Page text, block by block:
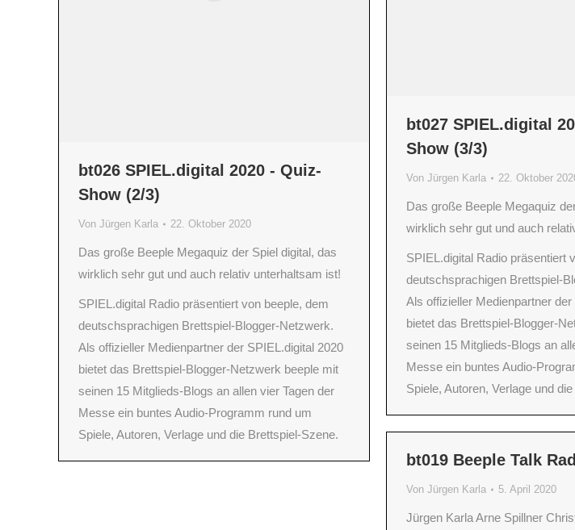
bt027 SPIEL.digital
Show (3/3)
Von Jürgen Karla 22. Oktober
Das große Beeple Megaquiz
wirklich sehr gut und auch
SPIEL.digital Radio präsentiert
deutschsprachigen Brettspiel-
Als offizieller Medienpartner
bietet das Brettspiel-Blogger-
seinen 15 Mitglieds-Blogs an
Messe ein buntes Audio-
Spiele, Autoren, Verlage und
bt026 SPIEL.digital 2020 - Quiz-
Show (2/3)
Von Jürgen Karla 22. Oktober 2020
Das große Beeple Megaquiz der Spiel digital, das
wirklich sehr gut und auch relativ unterhaltsam ist!
SPIEL.digital Radio präsentiert von beeple, dem
deutschsprachigen Brettspiel-Blogger-Netzwerk.
Als offizieller Medienpartner der SPIEL.digital 2020
bietet das Brettspiel-Blogger-Netzwerk beeple mit
seinen 15 Mitglieds-Blogs an allen vier Tagen der
Messe ein buntes Audio-Programm rund um
Spiele, Autoren, Verlage und die Brettspiel-Szene.
bt019 Beeple Talk
Von Jürgen Karla 5. April 2020
Jürgen Karla Arne Spillner